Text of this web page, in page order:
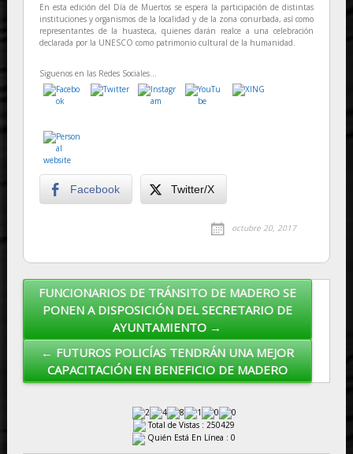
En esta edición del Día de Muertos se espera la participación de distintas
instituciones y organismos de la localidad y de la zona conurbada, así como
representantes de la huasteca, quienes darán realce a una celebración
declarada por la UNESCO como patrimonio cultural de la humanidad.
Siguenos en las Redes Sociales...
Facebook Twitter/X
octubre 20, 2017
Post navigation
FUNCIONARIOS DE TRÁNSITO DE MADERO SE
PONEN A DISPOSICIÓN DEL SECRETARIO DE
AYUNTAMIENTO →
← FUTUROS POLICÍAS TENDRÁN UNA MEJOR
CAPACITACIÓN EN BENEFICIO DE MADERO
Total de Vistas : 250429
Quién Está En Línea : 0